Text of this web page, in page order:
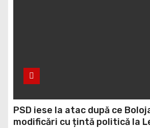
PSD iese la atac după ce
modificări cu țintă politică la